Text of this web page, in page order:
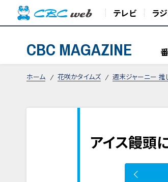
テレビ ラ
CBC MAGAZINE
ホーム 花咲かタイムズ 週末ジャーニー 推
アイス饅頭